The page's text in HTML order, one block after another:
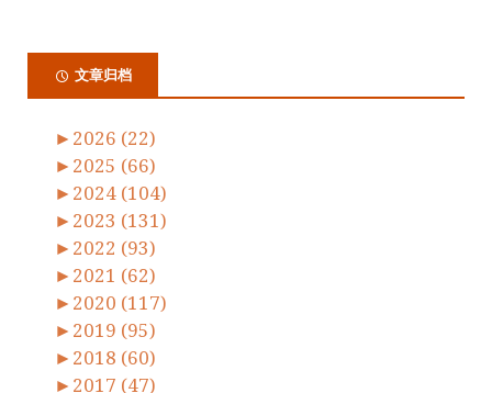
文章归档
► 2026 (22)
► 2025 (66)
► 2024 (104)
► 2023 (131)
► 2022 (93)
► 2021 (62)
► 2020 (117)
► 2019 (95)
► 2018 (60)
► 2017 (47)